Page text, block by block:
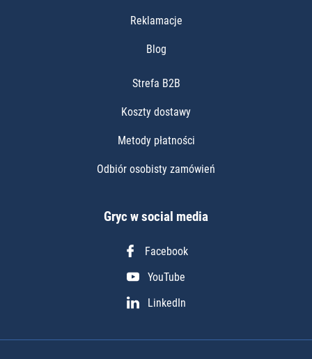
Reklamacje
Blog
Strefa B2B
Koszty dostawy
Metody płatności
Odbiór osobisty zamówień
Gryc w social media
Facebook
YouTube
LinkedIn